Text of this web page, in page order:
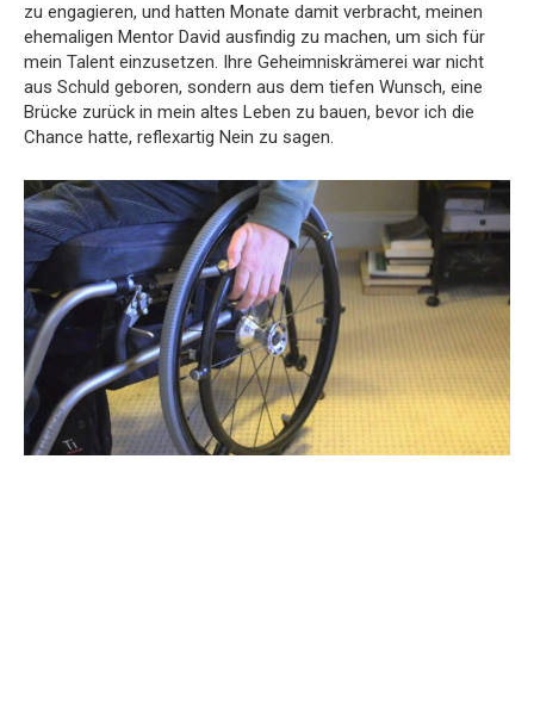
zu engagieren, und hatten Monate damit verbracht, meinen
ehemaligen Mentor David ausfindig zu machen, um sich für
mein Talent einzusetzen. Ihre Geheimniskrämerei war nicht
aus Schuld geboren, sondern aus dem tiefen Wunsch, eine
Brücke zurück in mein altes Leben zu bauen, bevor ich die
Chance hatte, reflexartig Nein zu sagen.